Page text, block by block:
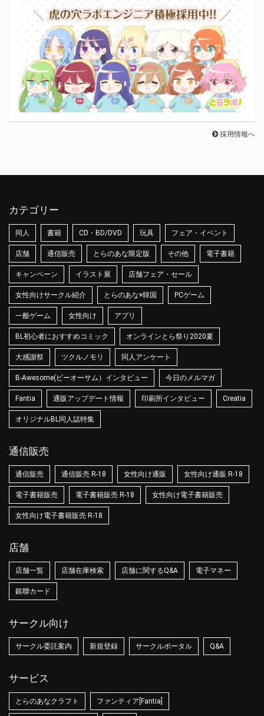
採用情報へ
カテゴリー
同人 書籍 CD・BD/DVD 玩具 フェア・イベント
店舗 通信販売 とらのあな限定版 その他 電子書籍
キャンペーン イラスト展 店舗フェア・セール
女性向けサークル紹介 とらのあな×韓国 PCゲーム
一般ゲーム 女性向け アプリ
BL初心者におすすめコミック オンラインとら祭り2020夏
大感謝祭 ツクルノモリ 同人アンケート
B-Awesome(ビーオーサム）インタビュー 今日のメルマガ
Fantia 通販アップデート情報 印刷所インタビュー Creatia
オリジナルBL同人誌特集
通信販売
通信販売 通信販売 R-18 女性向け通販 女性向け通販 R-18
電子書籍販売 電子書籍販売 R-18 女性向け電子書籍販売
女性向け電子書籍販売 R-18
店舗
店舗一覧 店舗在庫検索 店舗に関するQ&A 電子マネー
銀聯カード
サークル向け
サークル委託案内 新規登録 サークルポータル Q&A
サービス
とらのあなクラフト ファンティア[Fantia]